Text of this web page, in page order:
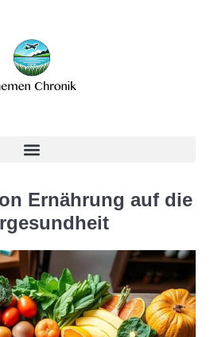
Ernährung auf die